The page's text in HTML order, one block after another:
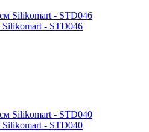
- STD046
- STD040